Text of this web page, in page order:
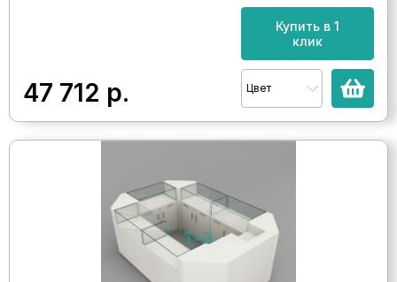
47 712 р.
Купить в 1
клик
Цвет